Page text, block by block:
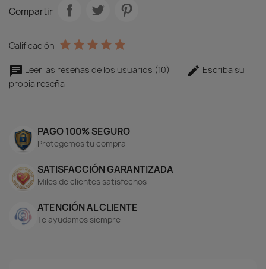
electrónico a
info@estoresiroa.com
Compartir
Calificación
Leer las reseñas de los usuarios (10)
Escriba su
propia reseña
PAGO 100% SEGURO
Protegemos tu compra
SATISFACCIÓN GARANTIZADA
Miles de clientes satisfechos
ATENCIÓN AL CLIENTE
Te ayudamos siempre